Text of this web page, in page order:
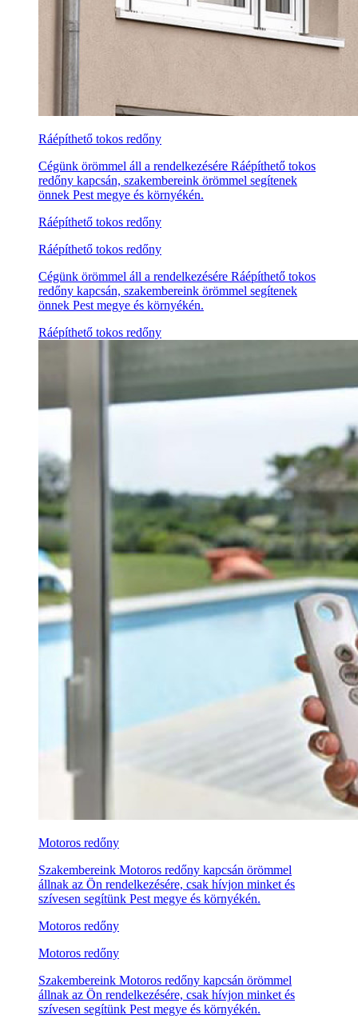
Ráépíthető tokos redőny
Cégünk örömmel áll a rendelkezésére Ráépíthető tokos
redőny kapcsán, szakembereink örömmel segítenek
önnek Pest megye és környékén.
Ráépíthető tokos redőny
Ráépíthető tokos redőny
Cégünk örömmel áll a rendelkezésére Ráépíthető tokos
redőny kapcsán, szakembereink örömmel segítenek
önnek Pest megye és környékén.
Ráépíthető tokos redőny
Motoros redőny
Szakembereink Motoros redőny kapcsán örömmel
állnak az Ön rendelkezésére, csak hívjon minket és
szívesen segítünk Pest megye és környékén.
Motoros redőny
Motoros redőny
Szakembereink Motoros redőny kapcsán örömmel
állnak az Ön rendelkezésére, csak hívjon minket és
szívesen segítünk Pest megye és környékén.